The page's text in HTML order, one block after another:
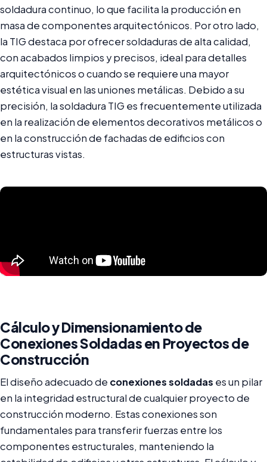
soldadura continuo, lo que facilita la producción en
masa de componentes arquitectónicos. Por otro lado,
la TIG destaca por ofrecer soldaduras de alta calidad,
con acabados limpios y precisos, ideal para detalles
arquitectónicos o cuando se requiere una mayor
estética visual en las uniones metálicas. Debido a su
precisión, la soldadura TIG es frecuentemente utilizada
en la realización de elementos decorativos metálicos o
en la construcción de fachadas de edificios con
estructuras vistas.
Cálculo y Dimensionamiento de
Conexiones Soldadas en Proyectos de
Construcción
El diseño adecuado de conexiones soldadas es un pilar
en la integridad estructural de cualquier proyecto de
construcción moderno. Estas conexiones son
fundamentales para transferir fuerzas entre los
componentes estructurales, manteniendo la